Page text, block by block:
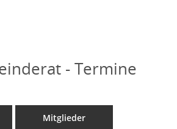
- Termine
Mitglieder